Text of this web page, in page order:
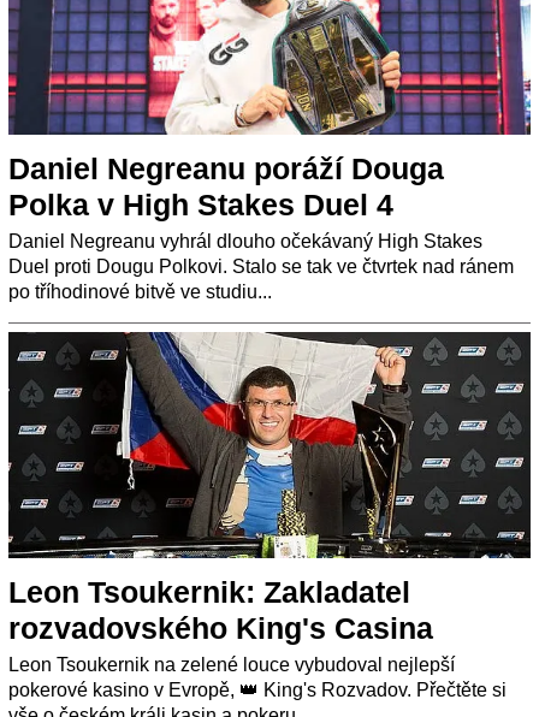
Daniel Negreanu poráží Douga
Polka v High Stakes Duel 4
Daniel Negreanu vyhrál dlouho očekávaný High Stakes
Duel proti Dougu Polkovi. Stalo se tak ve čtvrtek nad ránem
po tříhodinové bitvě ve studiu...
Leon Tsoukernik: Zakladatel
rozvadovského King's Casina
Leon Tsoukernik na zelené louce vybudoval nejlepší
pokerové kasino v Evropě, 👑 King's Rozvadov. Přečtěte si